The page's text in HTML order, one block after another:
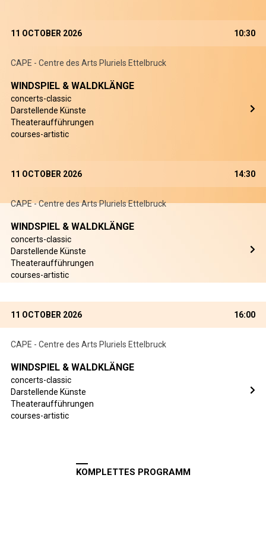
11 OCTOBER 2026 10:30
CAPE - Centre des Arts Pluriels Ettelbruck
WINDSPIEL & WALDKLÄNGE
concerts-classic
Darstellende Künste
Theateraufführungen
courses-artistic
11 OCTOBER 2026 14:30
CAPE - Centre des Arts Pluriels Ettelbruck
WINDSPIEL & WALDKLÄNGE
concerts-classic
Darstellende Künste
Theateraufführungen
courses-artistic
11 OCTOBER 2026 16:00
CAPE - Centre des Arts Pluriels Ettelbruck
WINDSPIEL & WALDKLÄNGE
concerts-classic
Darstellende Künste
Theateraufführungen
courses-artistic
KOMPLETTES PROGRAMM